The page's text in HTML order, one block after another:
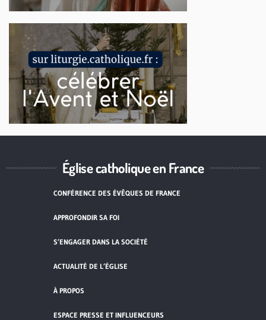
Église catholique en France
CONFÉRENCE DES ÉVÊQUES DE FRANCE
APPROFONDIR SA FOI
S’ENGAGER DANS LA SOCIÉTÉ
ACTUALITÉ DE L’ÉGLISE
À PROPOS
ESPACE PRESSE ET INFLUENCEURS